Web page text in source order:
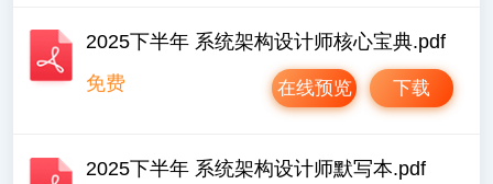
2025下半年 系统架构设计师核心宝典.pdf
免费
下载
在线预览
2025下半年 系统架构设计师默写本.pdf